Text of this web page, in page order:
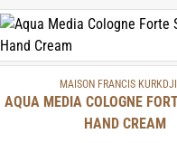
MAISON FRANCIS
AQUA MEDIA COLOGNE
HAND CREAM